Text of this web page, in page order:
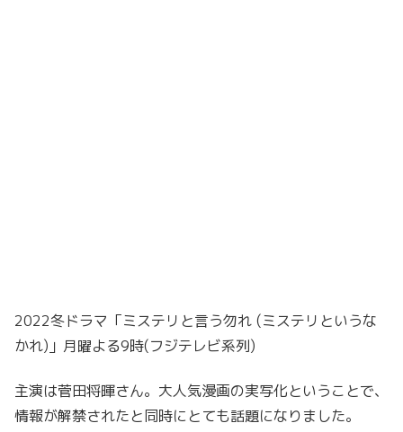
2022冬ドラマ「ミステリと言う勿れ (ミステリというな
かれ)」月曜よる9時(フジテレビ系列)
主演は菅田将暉さん。大人気漫画の実写化ということで、
情報が解禁されたと同時にとても話題になりました。